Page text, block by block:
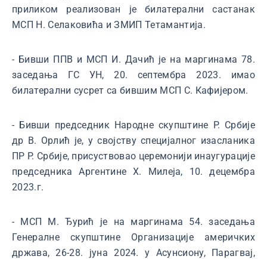
приликом реализован је билатерални састанак
МСП Н. Селаковића и ЗМИП Тетамантија.
- Бивши ППВ и МСП И. Дачић је на маргинама 78.
заседања ГС УН, 20. септембра 2023. имао
билатерални сусрет са бившим МСП С. Кафијером.
- Бивши председник Народне скупштине Р. Србије
др В. Орлић је, у својству специјалног изасланика
ПР Р. Србије, присуствовао церемонији инаугурације
председника Аргентине Х. Милеја, 10. децембра
2023.г.
- МСП М. Ђурић је на маргинама 54. заседања
Генералне скупштине Организације америчких
држава, 26-28. јуна 2024. у Асунсиону, Парагвај,